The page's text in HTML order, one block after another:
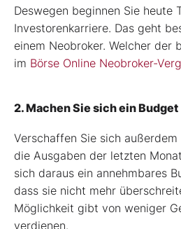
Deswegen beginnen Sie heute
Investorenkarriere. Das geht
einem Neobroker. Welcher der
im Börse Online Neobroker-
2. Machen Sie sich ein Budget
Verschaffen Sie sich
die Ausgaben der letzten
sich daraus ein annehmbares
dass sie nicht mehr
Möglichkeit gibt von weniger
verdienen.